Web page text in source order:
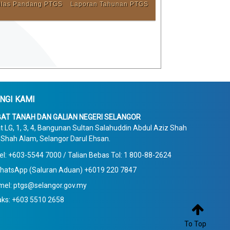
Buletin PTGS Bil 2
Tahun 2016
Pandang PTGS
Laporan Tahunan PTGS
KAMI
TANAH DAN GALIAN NEGERI SELANGOR
LG, 1, 3, 4, Bangunan Sultan Salahuddin Abdul Aziz Shah
Alam, Selangor Darul Ehsan.
+603-5544 7000 / Talian Bebas Tol: 1 800-88-2624
(Saluran Aduan) +6019 220 7847
ptgs@selangor.gov.my
+603 5510 2658

To Top